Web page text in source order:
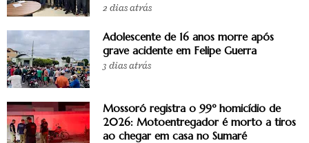
2 dias atrás
Adolescente de 16 anos morre após
grave acidente em Felipe Guerra
3 dias atrás
Mossoró registra o 99º homicídio de
2026: Motoentregador é morto a tiros
ao chegar em casa no Sumaré